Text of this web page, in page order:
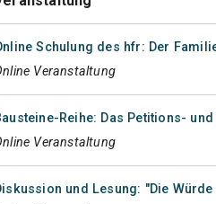
Schulung des hfr: Der
Veranstaltung
Reihe: Das Petitions-
Veranstaltung
und Lesung: "Die